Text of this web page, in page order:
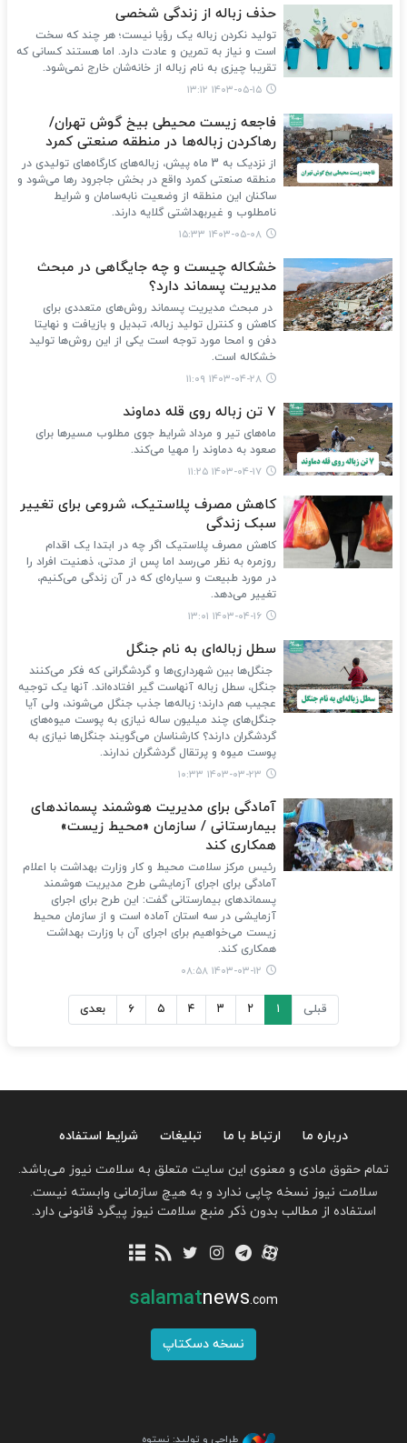
حذف زباله از زندگی شخصی
تولید نکردن زباله یک رؤیا نیست؛ هر چند که سخت
است و نیاز به تمرین و عادت دارد. اما هستند کسانی که
تقریبا چیزی به نام زباله از خانه‌شان خارج نمی‌شود.
۱۴۰۳-۰۵-۱۵ ۱۳:۱۲
فاجعه زیست محیطی بیخ گوش تهران/
رهاکردن زباله‌ها در منطقه صنعتی کمرد
از نزدیک به 3 ماه پیش، زباله‌های کارگاه‌های تولیدی در
منطقه صنعتی کمرد واقع در بخش جاجرود رها می‌شود و
ساکنان این منطقه از وضعیت نابه‌سامان و شرایط
نامطلوب و غیربهداشتی گلایه دارند.
۱۴۰۳-۰۵-۰۸ ۱۵:۳۳
خشکاله چیست و چه جایگاهی در مبحث
مدیریت پسماند دارد؟
در مبحث مدیریت پسماند روش‌های متعددی برای
کاهش و کنترل تولید زباله، تبدیل و بازیافت و نهایتا
دفن و امحا مورد توجه است یکی از این روش‌ها تولید
خشکاله است.
۱۴۰۳-۰۴-۲۸ ۱۱:۰۹
7 تن زباله روی قله دماوند
ماه‌های تیر و مرداد شرایط جوی مطلوب‌ مسیرها برای
صعود به دماوند را مهیا می‌کند.
۱۴۰۳-۰۴-۱۷ ۱۱:۲۵
کاهش مصرف پلاستیک، شروعی برای تغییر
سبک زندگی
کاهش مصرف پلاستیک اگر چه در ابتدا یک اقدام
روزمره به نظر می‌رسد اما پس از مدتی، ذهنیت افراد را
در مورد طبیعت و سیاره‌ای که در آن زندگی می‌کنیم،
تغییر می‌دهد.
۱۴۰۳-۰۴-۱۶ ۱۳:۰۱
سطل زباله‌ای به نام جنگل
جنگل‌ها بین شهرداری‌ها و گردشگرانی که فکر می‌کنند
جنگل، سطل زباله آنهاست گیر افتاده‌اند. آنها یک توجیه
عجیب هم دارند؛ زباله‌ها جذب جنگل می‌شوند، ولی آیا
جنگل‌های چند میلیون ‌ساله نیازی به پوست میوه‌های
گردشگران دارند؟ کارشناسان می‌گویند جنگل‌ها نیازی به
پوست میوه و پرتقال گردشگران ندارند.
۱۴۰۳-۰۳-۲۳ ۱۰:۳۳
آمادگی برای مدیریت هوشمند پسماندهای
بیمارستانی / سازمان «محیط زیست»
همکاری کند
رئیس مرکز سلامت محیط و کار وزارت بهداشت با اعلام
آمادگی برای اجرای آزمایشی طرح مدیریت هوشمند
پسماندهای بیمارستانی گفت: این طرح برای اجرای
آزمایشی در سه استان آماده است و از سازمان محیط
زیست می‌خواهیم برای اجرای آن با وزارت بهداشت
همکاری کند.
۱۴۰۳-۰۳-۱۲ ۰۸:۵۸
قبلی ۱ ۲ ۳ ۴ ۵ ۶ بعدی
درباره ما ارتباط با ما تبلیغات
شرایط استفاده
تمام حقوق مادی و معنوی این سایت متعلق به سلامت نیوز می‌باشد.
سلامت نیوز نسخه چاپی ندارد و به هیچ سازمانی وابسته نیست.
استفاده از مطالب بدون ذکر منبع سلامت نیوز پیگرد قانونی دارد.
salamatnews.com
نسخه دسکتاپ
طراحی و تولید: نستوه